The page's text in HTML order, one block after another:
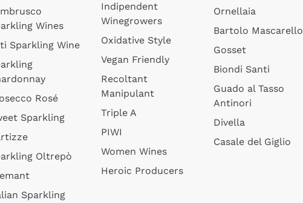
Wines
Sparkling Wine
Rosé
Sparkling
Oltrepò
Sparkling
Indipendent
Winegrowers
Oxidative Style
Vegan Friendly
Recoltant
Manipulant
Triple A
PIWI
Women Wines
Heroic Producers
Ornellaia
Bartolo Mascarello
Gosset
Biondi Santi
Guado al Tasso
Antinori
Divella
Casale del Giglio